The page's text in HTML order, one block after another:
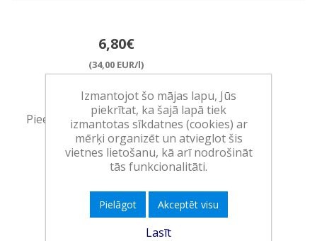
6,80€
(34,00 EUR/l)
Ražotājs:
UNILEVER
Pieejamība: >10 vienības noliktavā
Art.: 557165
Iepakojumā:
Minimālais daudzums:1
Izmantojot šo mājas lapu, Jūs
piekrītat, ka šajā lapā tiek
izmantotas sīkdatnes (cookies) ar
mērķi organizēt un atvieglot šis
vietnes lietošanu, kā arī nodrošināt
tās funkcionalitāti.
Pielāgot Akceptēt visu
Lasīt